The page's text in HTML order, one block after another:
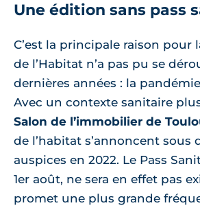
Une édition sans pass
C’est la principale raison pour
de l’Habitat n’a pas pu se
dernières années : la
Avec un contexte sanitaire
Salon de l’immobilier de
de l’habitat s’annoncent sous
auspices en 2022. Le Pass
1er août, ne sera en effet pas
promet une plus grande